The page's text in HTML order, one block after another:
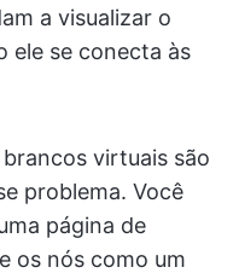
a visualizar o
ele se conecta às
virtuais são
problema. Você
página de
os nós como um